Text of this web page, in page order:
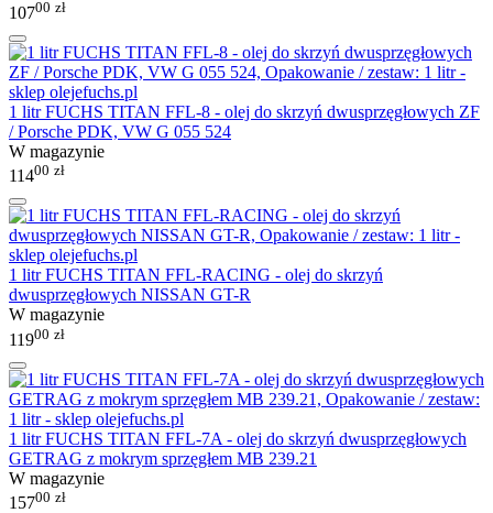
10700 zł
1 litr FUCHS TITAN FFL-8 - olej do skrzyń dwusprzęgłowych ZF
/ Porsche PDK, VW G 055 524
W magazynie
11400 zł
1 litr FUCHS TITAN FFL-RACING - olej do skrzyń
dwusprzęgłowych NISSAN GT-R
W magazynie
11900 zł
1 litr FUCHS TITAN FFL-7A - olej do skrzyń dwusprzęgłowych
GETRAG z mokrym sprzęgłem MB 239.21
W magazynie
15700 zł